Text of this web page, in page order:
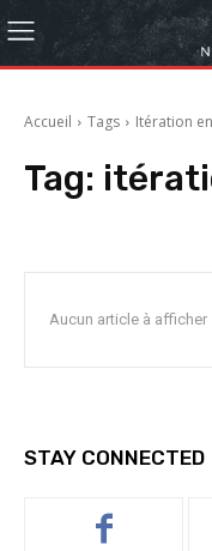
Accueil Tags Itération
Tag:
Aucun article à afficher
STAY CONNECTED